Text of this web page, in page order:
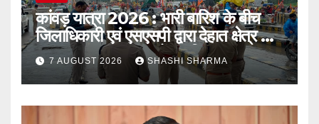
कांवड़ यात्रा 2026 : भारी बारिश के बीच
जिलाधिकारी एवं एसएसपी द्वारा देहात क्षेत्र का
भ्रमण, सुरक्षा व्यवस्थाओं का लिया जायजा
7 AUGUST 2026 SHASHI SHARMA